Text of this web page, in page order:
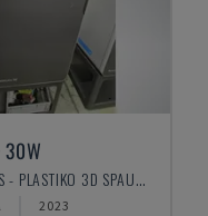
30W
FORMLABS - PLASTIKO 3D SPAUSDINTUVAS
2023